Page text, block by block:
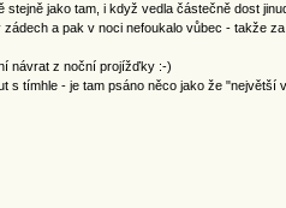
stejně jako tam, i když vedla částečně dost
a pak v noci nefoukalo vůbec - takže
návrat z noční projížďky :-)
s tímhle - je tam psáno něco jako že "největší